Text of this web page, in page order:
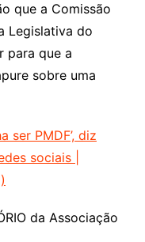
que a Comissão
Legislativa do
para que a
sobre uma
ser PMDF’, diz
sociais |
da Associação